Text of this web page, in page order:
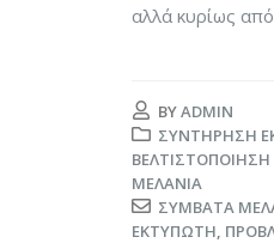
αλλά κυρίως
BYADMIN
ΣΥΝΤΉΡΗΣΗ
ΜΕΛΆΝΙΑ
ΣΥΜΒΑΤΆ
ΕΚΤΥΠΩΤΉ